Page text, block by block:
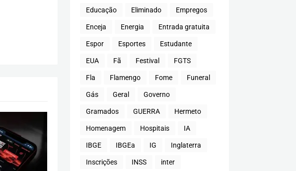
Educação Eliminado Empregos
Enceja Energia Entrada gratuita
Espor Esportes Estudante
EUA Fã Festival FGTS
Fla Flamengo Fome Funeral
Gás Geral Governo
Gramados GUERRA Hermeto
Homenagem Hospitais IA
IBGE IBGEa IG Inglaterra
Inscrições INSS inter